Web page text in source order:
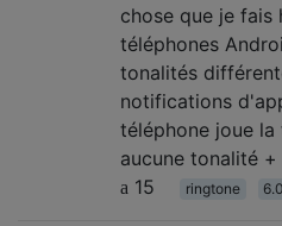
chose que je fais
téléphones
tonalités
notifications
téléphone joue
aucune tonalité
15
ringtone